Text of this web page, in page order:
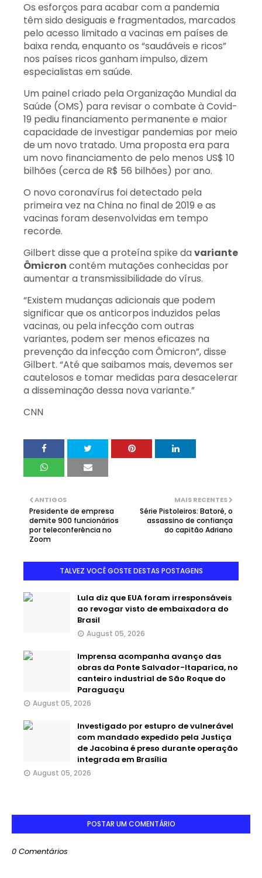
Os esforços para acabar com a pandemia
têm sido desiguais e fragmentados, marcados
pelo acesso limitado a vacinas em países de
baixa renda, enquanto os “saudáveis ​​e ricos”
nos países ricos ganham impulso, dizem
especialistas em saúde.
Um painel criado pela Organização Mundial da
Saúde (OMS) para revisar o combate à Covid-
19 pediu financiamento permanente e maior
capacidade de investigar pandemias por meio
de um novo tratado. Uma proposta era para
um novo financiamento de pelo menos US$ 10
bilhões (cerca de R$ 56 bilhões) por ano.
O novo coronavírus foi detectado pela
primeira vez na China no final de 2019 e as
vacinas foram desenvolvidas em tempo
recorde.
Gilbert disse que a proteína spike davariante
Ômicron contém mutações conhecidas por
aumentar a transmissibilidade do vírus.
“Existem mudanças adicionais que podem
significar que os anticorpos induzidos pelas
vacinas, ou pela infecção com outras
variantes, podem ser menos eficazes na
prevenção da infecção com Ômicron”, disse
Gilbert. “Até que saibamos mais, devemos ser
cautelosos e tomar medidas para desacelerar
a disseminação dessa nova variante.”
CNN
MAIS RECENTES
Série Pistoleiros: Batoré, o
assassino de confiança
do capitão Adriano
ANTIGOS
Presidente de empresa
demite 900 funcionários
por teleconferência no
Zoom
TALVEZ VOCÊ GOSTE DESTAS POSTAGENS
Lula diz que EUA foram irresponsáveis
ao revogar visto de embaixadora do
Brasil
August 05, 2026
Imprensa acompanha avanço das
obras da Ponte Salvador-Itaparica, no
canteiro industrial de São Roque do
Paraguaçu
August 05, 2026
Investigado por estupro de vulnerável
com mandado expedido pela Justiça
de Jacobina é preso durante operação
integrada em Brasília
August 05, 2026
POSTAR UM COMENTÁRIO
0 Comentários